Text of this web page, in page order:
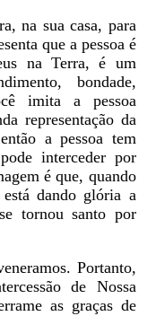
na sua casa, para
que a pessoa é
na Terra, é um
bondade,
imita a pessoa
representação da
a pessoa tem
interceder por
é que, quando
dando glória a
tornou santo por
Portanto,
de Nossa
as graças de